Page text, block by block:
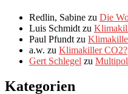
Redlin, Sabine zu Die
Luis Schmidt zu
Paul Pfundt zu
a.w. zu Klimakiller CO2?
Gert Schlegel zu
Kategorien